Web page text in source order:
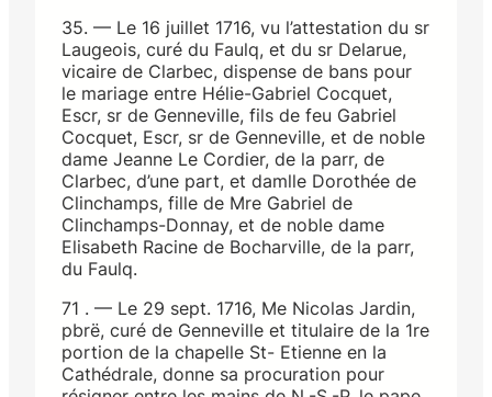
35. — Le 16 juillet 1716, vu l’attestation du sr
Laugeois, curé du Faulq, et du sr Delarue,
vicaire de Clarbec, dispense de bans pour
le mariage entre Hélie-Gabriel Cocquet,
Escr, sr de Genneville, fils de feu Gabriel
Cocquet, Escr, sr de Genneville, et de noble
dame Jeanne Le Cordier, de la parr, de
Clarbec, d’une part, et damlle Dorothée de
Clinchamps, fille de Mre Gabriel de
Clinchamps-Donnay, et de noble dame
Elisabeth Racine de Bocharville, de la parr,
du Faulq.
71 . — Le 29 sept. 1716, Me Nicolas Jardin,
pbrë, curé de Genneville et titulaire de la 1re
portion de la chapelle St- Etienne en la
Cathédrale, donne sa procuration pour